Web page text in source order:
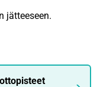
jätteeseen.